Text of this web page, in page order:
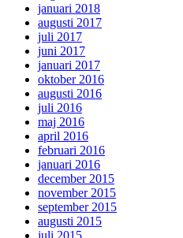
januari 2018
augusti 2017
juli 2017
juni 2017
januari 2017
oktober 2016
augusti 2016
juli 2016
maj 2016
april 2016
februari 2016
januari 2016
december 2015
november 2015
september 2015
augusti 2015
juli 2015